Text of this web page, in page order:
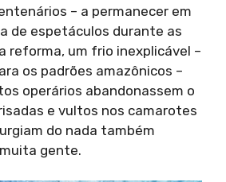
– a permanecer em
de espetáculos durante as
reforma, um frio inexplicável –
os padrões amazônicos –
operários abandonassem o
e vultos nos camarotes
do nada também
gente.